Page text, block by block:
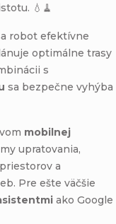
💧🧹
robot efektívne
optimálne trasy
s
sa bezpečne vyhýba
mobilnej
upratovania,
a
Pre ešte väčšie
ako Google